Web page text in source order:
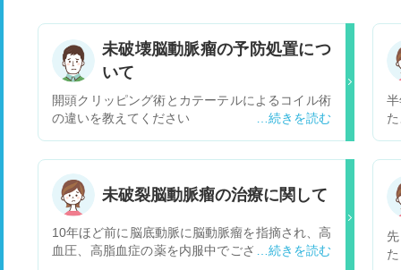
未破壊脳動脈瘤の予防処置につ
いて
開頭クリッピング術とカテーテルによるコイル術
の違いを教えてください
未破裂脳動脈瘤の治療に関して
10年ほど前に脳底動脈に脳動脈瘤を指摘され、高
血圧、高脂血症の薬を内服中でございます。頸部